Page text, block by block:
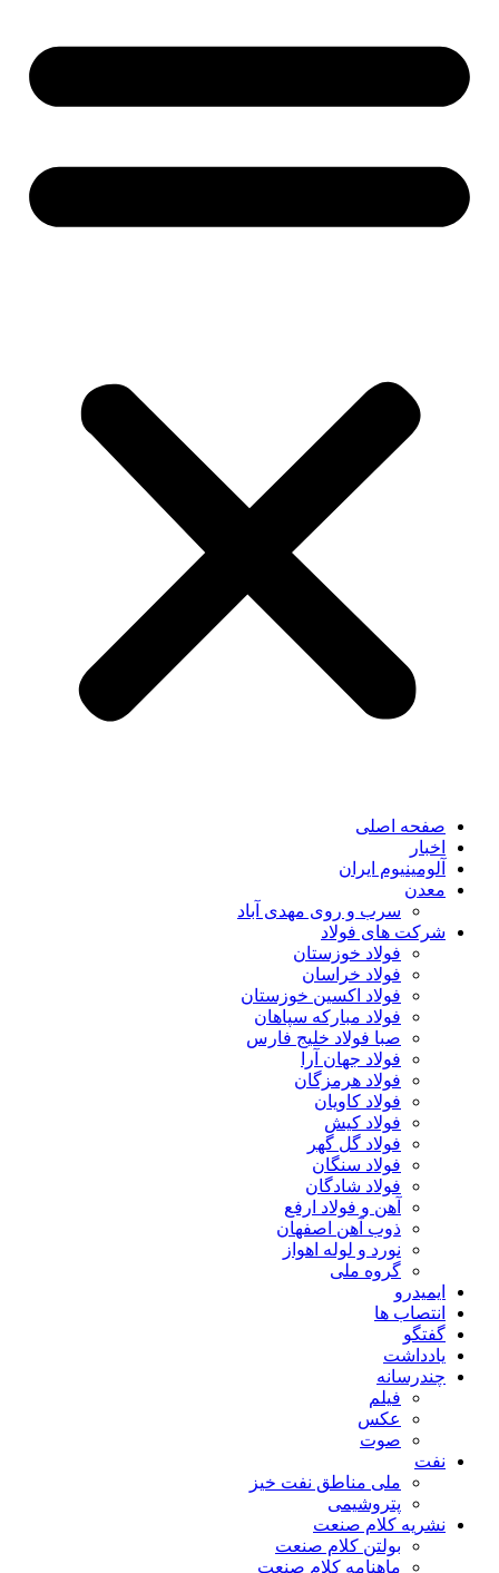
صفحه اصلی
اخبار
آلومینیوم ایران
معدن
سرب و روی مهدی آباد
شرکت های فولاد
فولاد خوزستان
فولاد خراسان
فولاد اکسین خوزستان
فولاد مبارکه سپاهان
صبا فولاد خلیج فارس
فولاد جهان آرا
فولاد هرمزگان
فولاد کاویان
فولاد کیش
فولاد گل گهر
فولاد سنگان
فولاد شادگان
آهن و فولاد ارفع
ذوب آهن اصفهان
نورد و لوله اهواز
گروه ملی
ایمیدرو
انتصاب ها
گفتگو
یادداشت
چندرسانه
فیلم
عکس
صوت
نفت
ملی مناطق نفت خیز
پتروشیمی
نشریه کلام صنعت
بولتن کلام صنعت
ماهنامه کلام صنعت